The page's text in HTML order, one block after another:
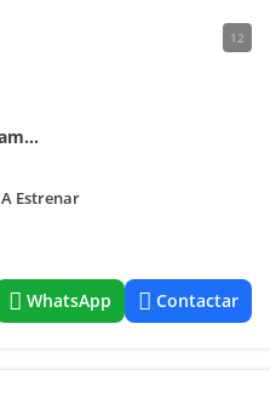
12
Federico García Lorca y Juan Ramón Jiménez
A Estrenar
WhatsApp Contactar